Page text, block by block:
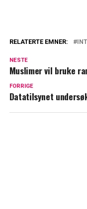
RELATERTE EMNER:
NESTE
Muslimer vil bruke
FORRIGE
Datatilsynet